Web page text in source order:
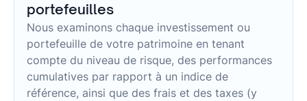
portefeuilles
Nous examinons chaque investissement ou
portefeuille de votre patrimoine en tenant
compte du niveau de risque, des performances
cumulatives par rapport à un indice de
référence, ainsi que des frais et des taxes (y